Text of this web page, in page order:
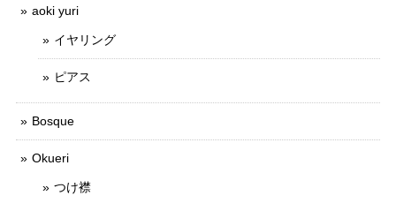
aoki yuri
イヤリング
ピアス
Bosque
Okueri
つけ襟